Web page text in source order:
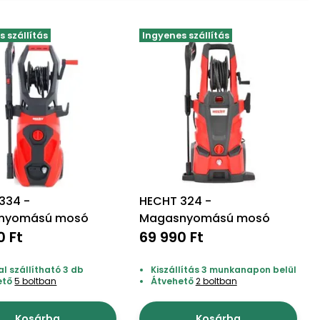
szállítás
-
mosó
Ft
szállítható 3 db
5 boltban
Ingyenes szállítás
HECHT 324 -
Magasnyomású mosó
69 990 Ft
Kiszállítás 3 munkanapon belül
Átvehető2 boltban